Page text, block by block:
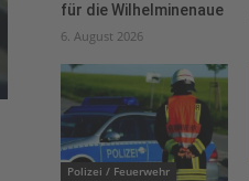
für die Wilhelminenaue
6. August 2026
Polizei / Feuerwehr